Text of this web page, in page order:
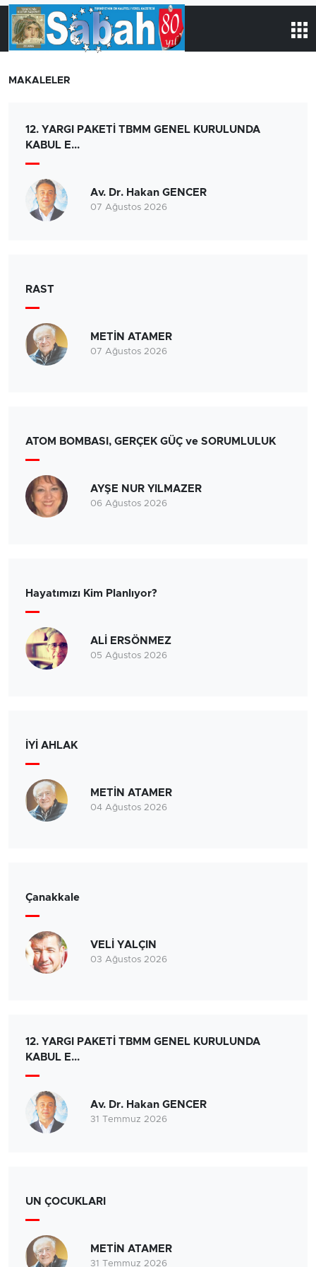
MAKALELER
12. YARGI PAKETİ TBMM GENEL KURULUNDA
KABUL E...
Av. Dr. Hakan GENCER
07 Ağustos 2026
RAST
METİN ATAMER
07 Ağustos 2026
ATOM BOMBASI, GERÇEK GÜÇ ve SORUMLULUK
AYŞE NUR YILMAZER
06 Ağustos 2026
Hayatımızı Kim Planlıyor?
ALİ ERSÖNMEZ
05 Ağustos 2026
İYİ AHLAK
METİN ATAMER
04 Ağustos 2026
Çanakkale
VELİ YALÇIN
03 Ağustos 2026
12. YARGI PAKETİ TBMM GENEL KURULUNDA
KABUL E...
Av. Dr. Hakan GENCER
31 Temmuz 2026
UN ÇOCUKLARI
METİN ATAMER
31 Temmuz 2026